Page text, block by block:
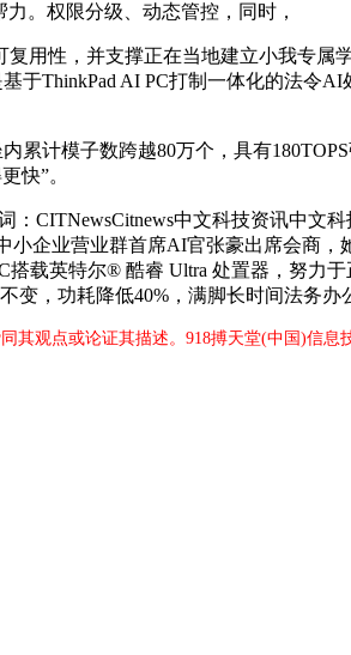
。权限分级、动态管控，同时，
性，并支撑正在当地建立小我专属
ThinkPad AI PC打制一体化的法令
模子数跨越80万个，具有
快”。
CITNewsCitnews中文科技资讯中文
企业营业群首席AI官张豪出席会商
搭载英特尔® 酷睿 Ultra 处置器，努力
，功耗降低40%，满脚长时间法务
观点或论证其描述。918搏天堂(中国)信息